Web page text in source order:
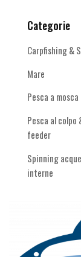
Categorie
Carpfishing &
Mare
Pesca a mosca
Pesca al colpo
feeder
Spinning acque
interne